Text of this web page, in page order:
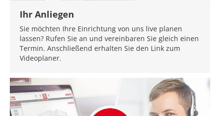
Ihr Anliegen
Sie möchten Ihre Einrichtung von uns live planen
lassen? Rufen Sie an und vereinbaren Sie gleich einen
Termin. Anschließend erhalten Sie den Link zum
Videoplaner.